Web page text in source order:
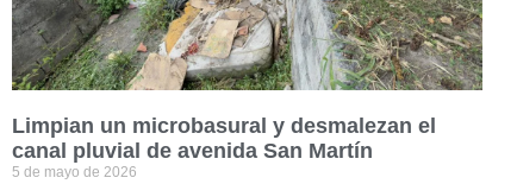
Limpian un microbasural y desmalezan el
canal pluvial de avenida San Martín
5 de mayo de 2026